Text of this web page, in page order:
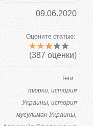
09.06.2020
Оцените статью:
(387 оценки)
Теги:
тюрки история
Украины история
мусульман Украины